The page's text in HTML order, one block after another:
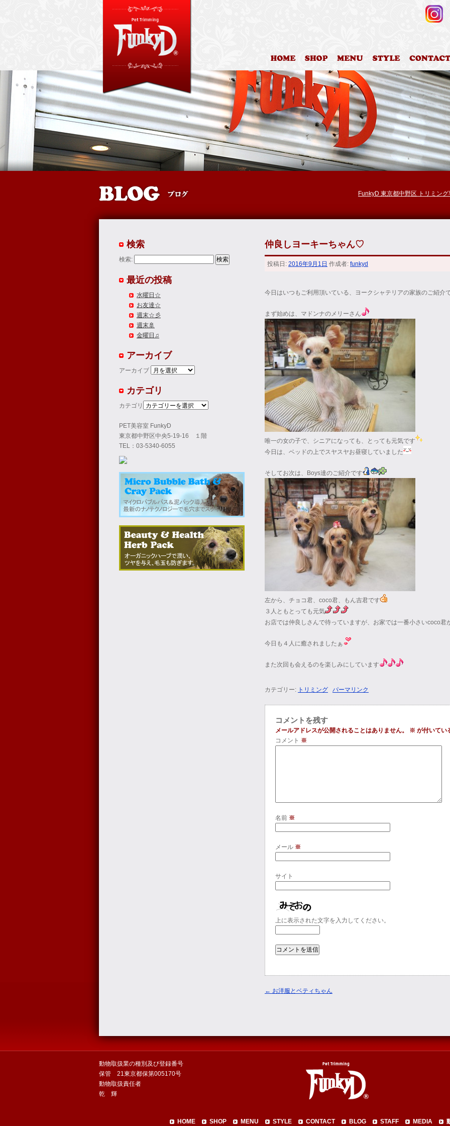
HOME 店舗案内 料金表 カットスタイル
FunkyD 東京都中野区 トリミン
仲良しヨーキーちゃん♡
投稿日: 2016年9月1日 作成者: funkyd
今日はいつもご利用頂いている、ヨークシャテリアの家族のご紹介
まず始めは、マドンナのメリーさん
唯一の女の子で、シニアになっても、とっても元気です
今日は、ベッドの上でスヤスヤお昼寝していました
そしてお次は、Boys達のご紹介です
左から、チョコ君、coco君、もん吉君です
３人ともとっても元気
お店では仲良しさんで待っていますが、お家では一番小さいcoco君
今日も４人に癒されましたぁ
また次回も会えるのを楽しみにしています
カテゴリー: トリミング パーマリンク
コメントを残す
メールアドレスが公開されることはありません。 ※ が付いてい
コメント ※
名前 ※
メール ※
サイト
上に表示された文字を入力してください。
← お洋服とベティちゃん
検索
検索:
最近の投稿
水曜日☆
お友達☆
週末☆彡
週末🚢
金曜日♫
アーカイブ
アーカイブ
カテゴリ
カテゴリ
PET美容室 FunkyD
東京都中野区中央5-19-16 １階
TEL：03-5340-6055
動物取扱業の種別及び登録番号
保管 21東京都保第005170号
動物取扱責任者
乾 輝
HOME SHOP MENU STYLE CONTACT BLOG STAFF MEDIA